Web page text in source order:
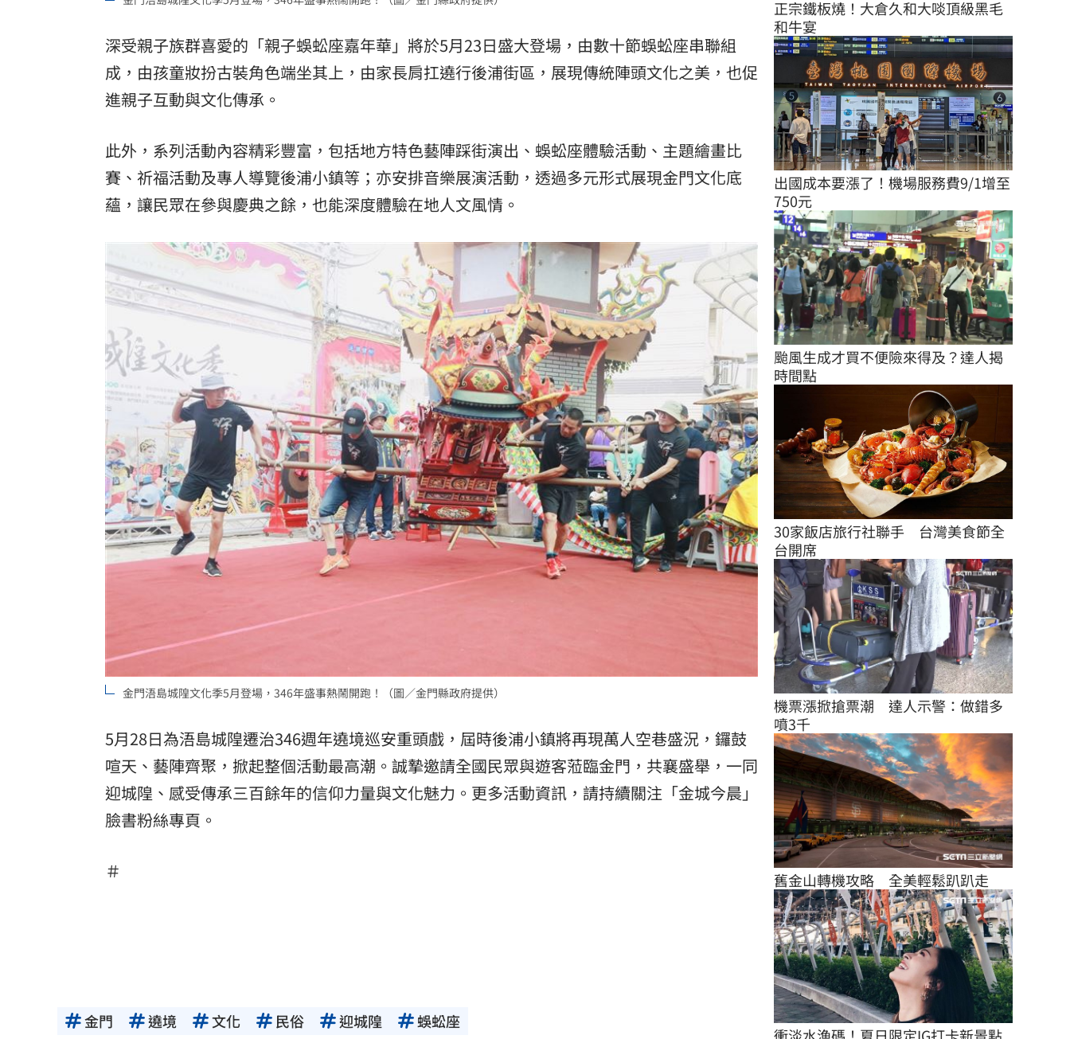
深受親子族群喜愛的「親子蜈蚣座嘉年華」將於5月23日盛大登場，由數十節蜈蚣座串聯組
成，由孩童妝扮古裝角色端坐其上，由家長肩扛遶行後浦街區，展現傳統陣頭文化之美，也促
進親子互動與文化傳承。
此外，系列活動內容精彩豐富，包括地方特色藝陣踩街演出、蜈蚣座體驗活動、主題繪畫比
賽、祈福活動及專人導覽後浦小鎮等；亦安排音樂展演活動，透過多元形式展現金門文化底
蘊，讓民眾在參與慶典之餘，也能深度體驗在地人文風情。
金門浯島城隍文化季5月登場，346年盛事熱鬧開跑！（圖／金門縣政府提供）
5月28日為浯島城隍遷治346週年遶境巡安重頭戲，屆時後浦小鎮將再現萬人空巷盛況，鑼鼓
喧天、藝陣齊聚，掀起整個活動最高潮。誠摯邀請全國民眾與遊客蒞臨金門，共襄盛舉，一同
迎城隍、感受傳承三百餘年的信仰力量與文化魅力。更多活動資訊，請持續關注「金城今晨」
臉書粉絲專頁。
＃
金門 遶境 文化 民俗 迎城隍 蜈蚣座
正宗鐵板燒！大倉久和大啖頂級黑毛
和牛宴
出國成本要漲了！機場服務費9/1增至
750元
颱風生成才買不便險來得及？達人揭
時間點
30家飯店旅行社聯手　台灣美食節全
台開席
機票漲掀搶票潮　達人示警：做錯多
噴3千
舊金山轉機攻略　全美輕鬆趴趴走